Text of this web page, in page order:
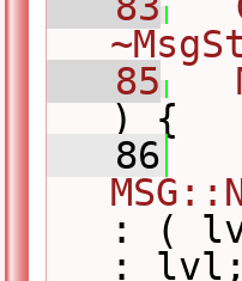
   85
) {
   86
: (
: